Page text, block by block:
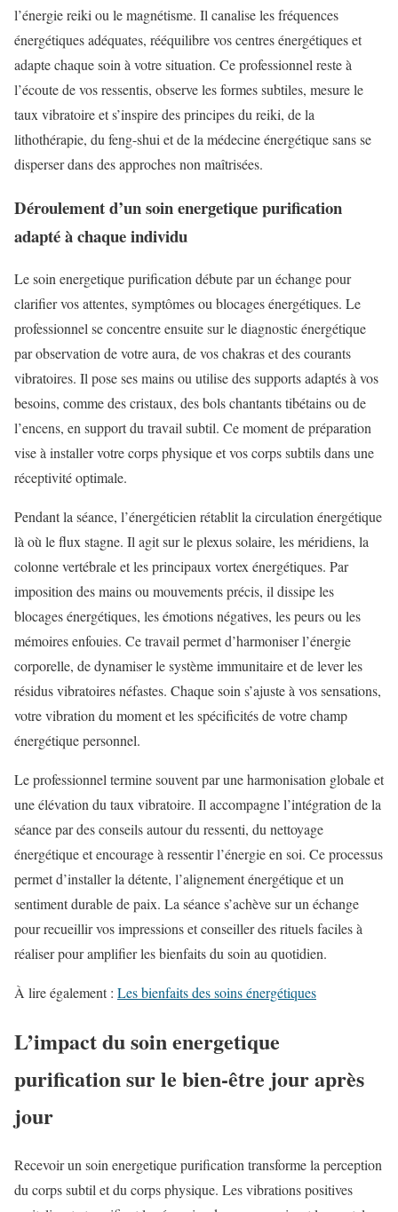
l’énergie reiki ou le magnétisme. Il canalise les fréquences
énergétiques adéquates, rééquilibre vos centres énergétiques et
adapte chaque soin à votre situation. Ce professionnel reste à
l’écoute de vos ressentis, observe les formes subtiles, mesure le
taux vibratoire et s’inspire des principes du reiki, de la
lithothérapie, du feng-shui et de la médecine énergétique sans se
disperser dans des approches non maîtrisées.
Déroulement d’un soin energetique purification
adapté à chaque individu
Le soin energetique purification débute par un échange pour
clarifier vos attentes, symptômes ou blocages énergétiques. Le
professionnel se concentre ensuite sur le diagnostic énergétique
par observation de votre aura, de vos chakras et des courants
vibratoires. Il pose ses mains ou utilise des supports adaptés à vos
besoins, comme des cristaux, des bols chantants tibétains ou de
l’encens, en support du travail subtil. Ce moment de préparation
vise à installer votre corps physique et vos corps subtils dans une
réceptivité optimale.
Pendant la séance, l’énergéticien rétablit la circulation énergétique
là où le flux stagne. Il agit sur le plexus solaire, les méridiens, la
colonne vertébrale et les principaux vortex énergétiques. Par
imposition des mains ou mouvements précis, il dissipe les
blocages énergétiques, les émotions négatives, les peurs ou les
mémoires enfouies. Ce travail permet d’harmoniser l’énergie
corporelle, de dynamiser le système immunitaire et de lever les
résidus vibratoires néfastes. Chaque soin s’ajuste à vos sensations,
votre vibration du moment et les spécificités de votre champ
énergétique personnel.
Le professionnel termine souvent par une harmonisation globale et
une élévation du taux vibratoire. Il accompagne l’intégration de la
séance par des conseils autour du ressenti, du nettoyage
énergétique et encourage à ressentir l’énergie en soi. Ce processus
permet d’installer la détente, l’alignement énergétique et un
sentiment durable de paix. La séance s’achève sur un échange
pour recueillir vos impressions et conseiller des rituels faciles à
réaliser pour amplifier les bienfaits du soin au quotidien.
À lire également : Les bienfaits des soins énergétiques
L’impact du soin energetique
purification sur le bien-être jour après
jour
Recevoir un soin energetique purification transforme la perception
du corps subtil et du corps physique. Les vibrations positives